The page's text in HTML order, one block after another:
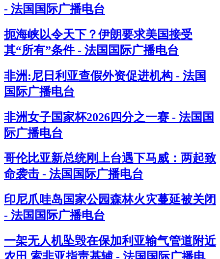
- 法国国际广播电台
扼海峡以令天下？伊朗要求美国接受
其“所有”条件 - 法国国际广播电台
非洲:尼日利亚查假外资促进机构 - 法国
国际广播电台
非洲女子国家杯2026四分之一赛 - 法国国
际广播电台
哥伦比亚新总统刚上台遇下马威：两起致
命袭击 - 法国国际广播电台
印尼爪哇岛国家公园森林火灾蔓延被关闭
- 法国国际广播电台
一架无人机坠毁在保加利亚输气管道附近